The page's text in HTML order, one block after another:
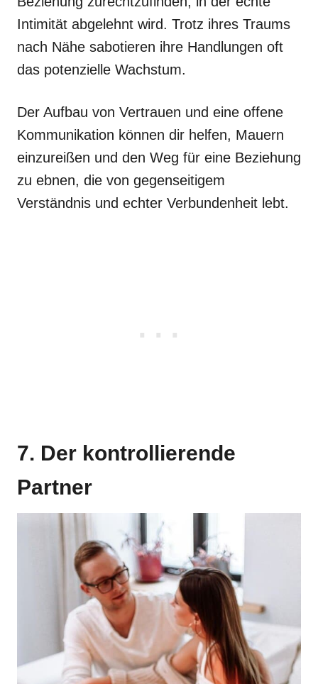
Intimität abgelehnt wird. Trotz ihres Traums
nach Nähe sabotieren ihre Handlungen oft
das potenzielle Wachstum.
Der Aufbau von Vertrauen und eine offene
Kommunikation können dir helfen, Mauern
einzureißen und den Weg für eine Beziehung
zu ebnen, die von gegenseitigem
Verständnis und echter Verbundenheit lebt.
7. Der kontrollierende
Partner